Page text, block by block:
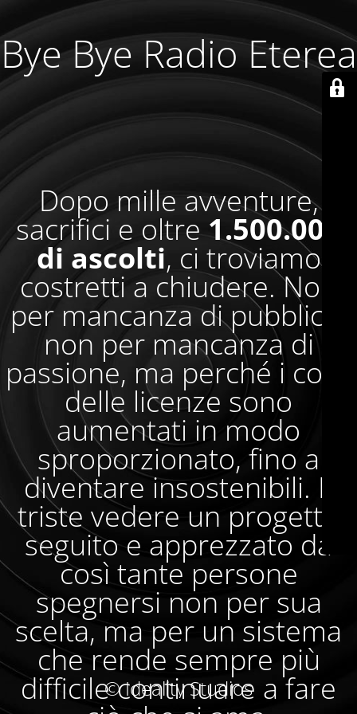
Bye Bye Radio Eterea
Dopo mille avventure,
sacrifici e oltre1.500.000
di ascolti, ci troviamo
costretti a chiudere. Non
per mancanza di pubblico,
non per mancanza di
passione, ma perché i costi
delle licenze sono
aumentati in modo
sproporzionato, fino a
diventare insostenibili. È
triste vedere un progetto
seguito e apprezzato da
così tante persone
spegnersi non per sua
scelta, ma per un sistema
che rende sempre più
difficile continuare a fare
© Ideality Studios